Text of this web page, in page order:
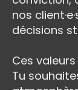
nos
décisions
Ces
Tu